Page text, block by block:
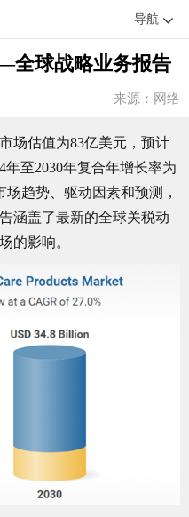
导航
球战略业务报告
来源：网络
场估值为83亿美元，预计
年至2030年复合年增长率为
趋势、驱动因素和预测，
涵盖了最新的全球关税动
的影响。